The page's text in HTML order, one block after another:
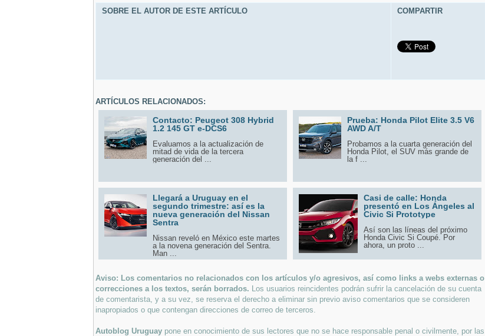
SOBRE EL AUTOR DE ESTE ARTÍCULO COMPARTIR
ARTÍCULOS RELACIONADOS:
Contacto: Peugeot 308 Hybrid
1.2 145 GT e-DCS6
Evaluamos a la actualización de
mitad de vida de la tercera
generación del ...
Prueba: Honda Pilot Elite 3.5 V6
AWD A/T
Probamos a la cuarta generación del
Honda Pilot, el SUV más grande de
la f ...
Llegará a Uruguay en el
segundo trimestre: así es la
nueva generación del Nissan
Sentra
Nissan reveló en México este martes
a la novena generación del Sentra.
Man ...
Casi de calle: Honda
presentó en Los Ángeles al
Civic Si Prototype
Así son las líneas del próximo
Honda Civic Si Coupé. Por
ahora, un proto ...
Aviso: Los comentarios no relacionados con los artículos y/o agresivos, así como links a webs externas o
correcciones a los textos, serán borrados.
Los usuarios reincidentes podrán sufrir la cancelación de su cuenta
de comentarista, y a su vez, se reserva el derecho a eliminar sin previo aviso comentarios que se consideren
inapropiados o que contengan direcciones de correo de terceros.
Autoblog Uruguay pone en conocimiento de sus lectores que no se hace responsable penal o civilmente, por las